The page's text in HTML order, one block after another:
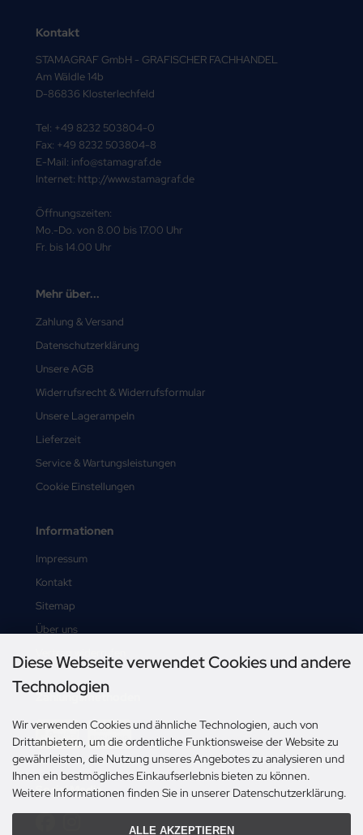
Kontakt
STAMAGRAF GmbH - GRAFISCHER FACHHANDEL
Am Wäldle 14b
D-86836 Klosterlechfeld
Tel: +49 8232 503804-0
Fax: +49 8232 503804-8
E-Mail: info@stamagraf.de
Internet: http://www.stamagraf.de
Öffnungszeiten:
Mo.-Do. von 8.00 bis 17.00 Uhr
Fr. bis 14.00 Uhr
Mehr über...
Zahlung & Versand
Datenschutzerklärung
Unsere AGB
Widerrufsrecht & Widerrufsformular
Unsere Lagerampeln
Lieferzeit
Service & Wartungsleistungen
Cookie Einstellungen
Informationen
Impressum
Kontakt
Sitemap
Über uns
Vertrag widerrufen
Zahlungsmethoden
Social Media
Diese Webseite verwendet Cookies und andere
Technologien
Wir verwenden Cookies und ähnliche Technologien, auch von
Drittanbietern, um die ordentliche Funktionsweise der Website zu
gewährleisten, die Nutzung unseres Angebotes zu analysieren und
Ihnen ein bestmögliches Einkaufserlebnis bieten zu können.
Weitere Informationen finden Sie in unserer Datenschutzerklärung.
ALLE AKZEPTIEREN